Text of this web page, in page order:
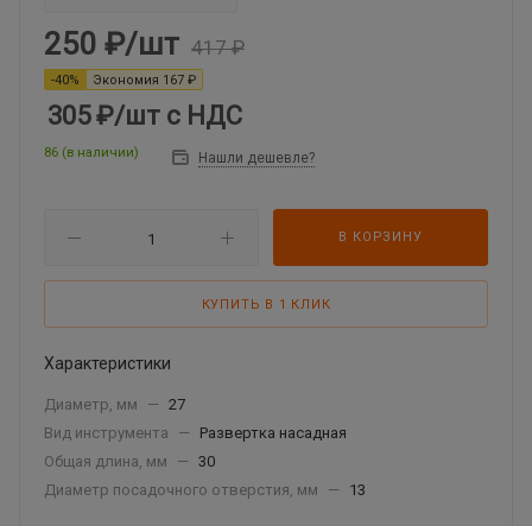
250 ₽/шт 417₽
-40% Экономия 167 ₽
305 ₽/шт с НДС
86 (в наличии) Нашли дешевле?
В КОРЗИНУ
КУПИТЬ В 1 КЛИК
Характеристики
Диаметр, мм — 27
Вид инструмента
—
Развертка насадная
Общая длина, мм
— 30
Диаметр посадочного отверстия, мм
— 13